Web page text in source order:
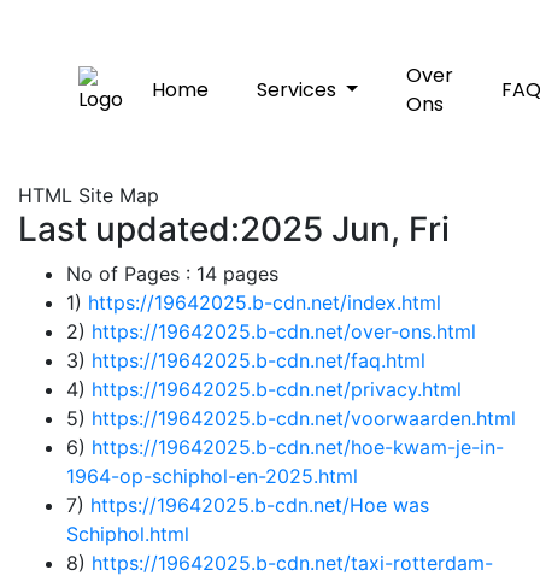
Home Services
Over
Ons
FAQ
HTML Site Map
Last updated:2025 Jun, Fri
No of Pages : 14 pages
1) https://19642025.b-cdn.net/index.html
2) https://19642025.b-cdn.net/over-ons.html
3) https://19642025.b-cdn.net/faq.html
4) https://19642025.b-cdn.net/privacy.html
5) https://19642025.b-cdn.net/voorwaarden.html
6) https://19642025.b-cdn.net/hoe-kwam-je-in-
1964-op-schiphol-en-2025.html
7) https://19642025.b-cdn.net/Hoe was
Schiphol.html
8) https://19642025.b-cdn.net/taxi-rotterdam-